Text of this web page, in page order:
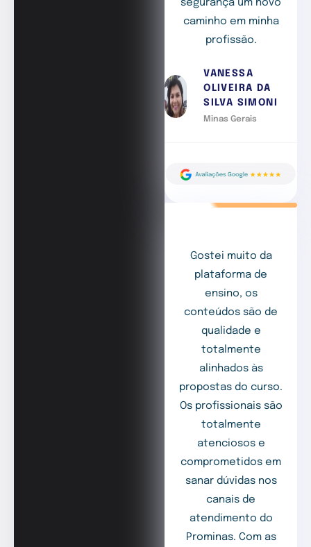
segurança um novo
caminho em minha
profissão.
VANESSA
OLIVEIRA DA
SILVA SIMONI
Minas Gerais
Gostei muito da
plataforma de
ensino, os
conteúdos são de
qualidade e
totalmente
alinhados às
propostas do curso.
Os profissionais são
totalmente
atenciosos e
comprometidos em
sanar dúvidas nos
canais de
atendimento do
Prominas. Com as